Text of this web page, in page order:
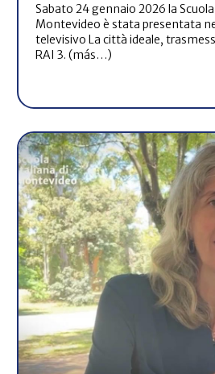
Sabato 24 gennaio 2026 la
Montevideo è stata presentata
televisivo La città ideale,
RAI 3. (más…)